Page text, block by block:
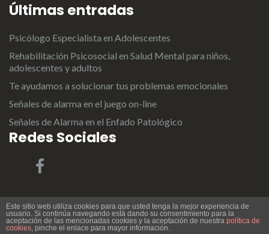
Últimas entradas
Psicólogo Especialista en Adolescentes
Rehabilitación Psicosocial en Salud Mental para niños,
adolescentes y adultos
Te ayudamos a solucionar tus problemas emocionales
Señales de alarma en el juego on-line
Señales de Alarma en el Enfado Patológico
Redes Sociales
Tema:Illdy.David López Rodríguez | Psicólogo en Alicante
Este sitio web utiliza cookies para que usted tenga la mejor experiencia de
usuario. Si continúa navegando está dando su consentimiento para la
aceptación de las mencionadas cookies y la aceptación de nuestra política de
cookies, pinche el enlace para mayor información.